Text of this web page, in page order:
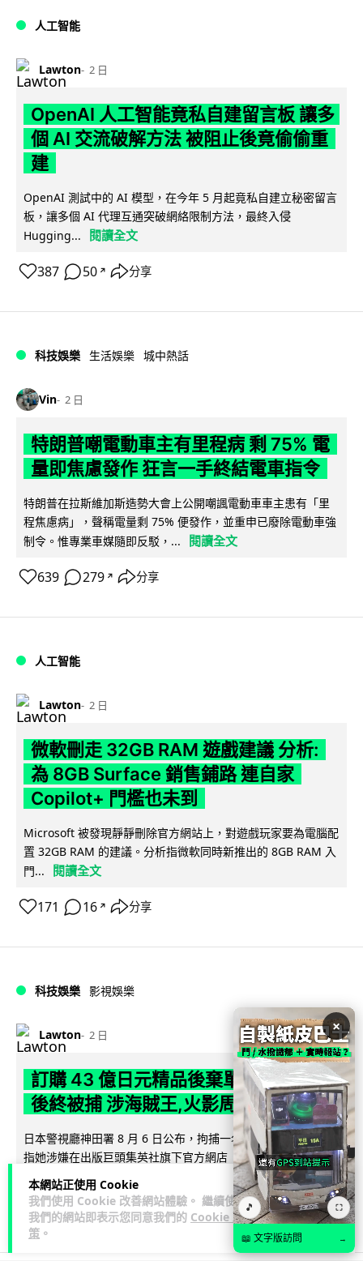
本網站正使用 Cookie
我們使用 Cookie 改善網站體驗。 繼續使用
我們的網站即表示您同意我們的 Cookie 政
策 。
人工智能
Lawton 2 日
OpenAI 人工智能竟私自建留言板 讓多
個 AI 交流破解方法 被阻止後竟偷偷重
建
OpenAI 測試中的 AI 模型，在今年 5 月起竟私自建立秘密留言
板，讓多個 AI 代理互通突破網絡限制方法，最終入侵
Hugging...
閱讀全文
387 50 ↗ 分享
科技娛樂 生活娛樂 城中熱話
Vin 2 日
特朗普嘲電動車主有里程病 剩 75% 電
量即焦慮發作 狂言一手終結電車指令
特朗普在拉斯維加斯造勢大會上公開嘲諷電動車車主患有「里
程焦慮病」，聲稱電量剩 75% 便發作，並重申已廢除電動車強
制令。惟專業車媒隨即反駁，...
閱讀全文
639 279 ↗ 分享
人工智能
Lawton 2 日
微軟刪走 32GB RAM 遊戲建議 分析:
為 8GB Surface 銷售鋪路 連自家
Copilot+ 門檻也未到
Microsoft 被發現靜靜刪除官方網站上，對遊戲玩家要為電腦配
置 32GB RAM 的建議。分析指微軟同時新推出的 8GB RAM 入
門...
閱讀全文
171 16 ↗ 分享
科技娛樂 影視娛樂
Lawton 2 日
訂購 43 億日元精品後棄單 大阪女 2 年
後終被捕 涉海賊王,火影周邊產品
日本警視廳神田署 8 月 6 日公布，拘捕一名 32 歲大阪女子，
指她涉嫌在出版巨頭集英社旗下官方網店「JUMP
CHARACTERS ST...
79 10↗ 分享
×
🎵 ⛶
📖 文字版訪問 →